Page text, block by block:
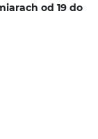
od 19 do